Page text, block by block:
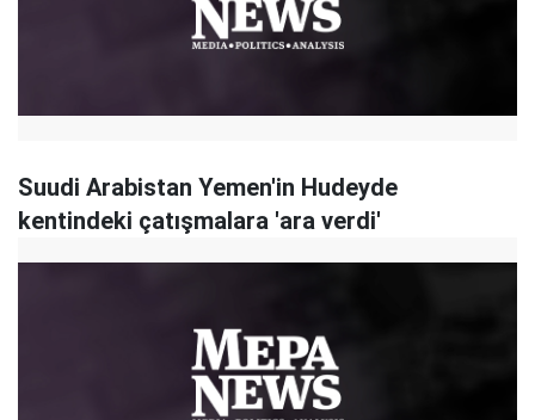
Suudi Arabistan Yemen'in Hudeyde
kentindeki çatışmalara 'ara verdi'